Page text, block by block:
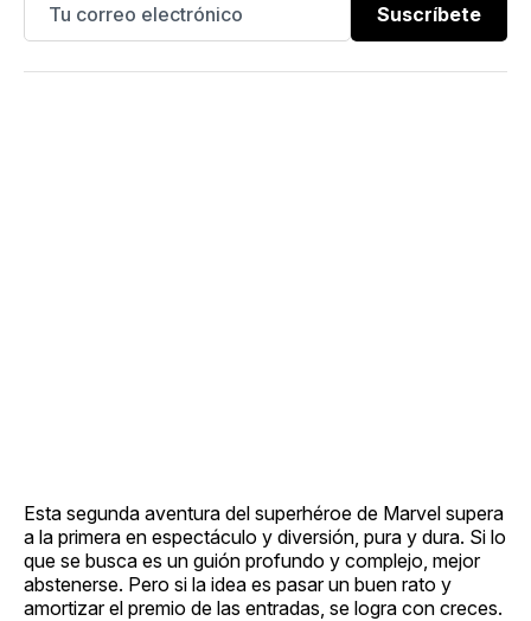
Suscríbete
Esta segunda aventura del superhéroe de Marvel supera
a la primera en espectáculo y diversión, pura y dura. Si lo
que se busca es un guión profundo y complejo, mejor
abstenerse. Pero si la idea es pasar un buen rato y
amortizar el premio de las entradas, se logra con creces.